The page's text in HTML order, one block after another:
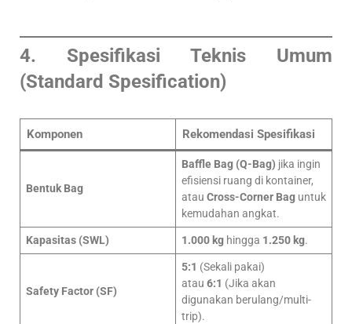
4. Spesifikasi Teknis Umum
(Standard Spesification)
Komponen Rekomendasi Spesifikasi
Bentuk Bag
Baffle Bag (Q-Bag) jika ingin
efisiensi ruang di kontainer,
atau Cross-Corner Baguntuk
kemudahan angkat.
Kapasitas (SWL) 1.000 kghingga 1.250 kg.
Safety Factor (SF)
5:1 (Sekali pakai)
atau 6:1 (Jika akan
digunakan berulang/multi-
trip).